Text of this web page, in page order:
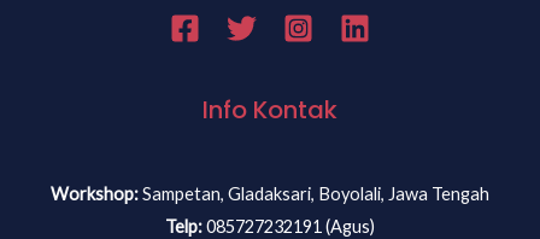
Info Kontak
Workshop:Sampetan, Gladaksari, Boyolali, Jawa Tengah
Telp:085727232191 (Agus)